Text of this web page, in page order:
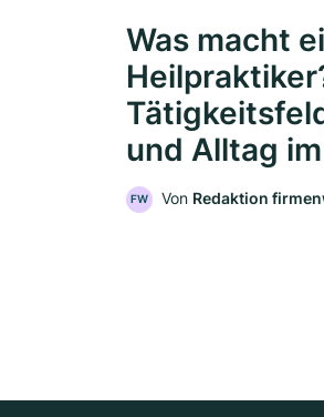
Was macht
und Alltag
FW Von Redaktion